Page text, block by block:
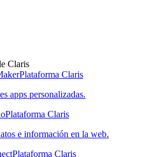
Claris
Plataforma Claris
apps personalizadas.
Plataforma Claris
e información en la web.
Plataforma Claris